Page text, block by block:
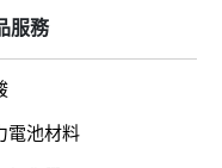
服務
電池材料